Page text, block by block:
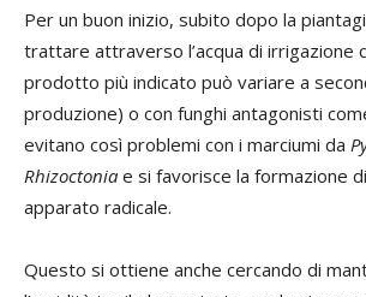
Per un buon inizio, subito dopo la
trattare attraverso l’acqua di irrigazione
prodotto più indicato può variare a
produzione) o con funghi antagonisti
evitano così problemi con i marciumi da
Rhizoctonia e si favorisce la formazione
apparato radicale.
Questo si ottiene anche cercando di